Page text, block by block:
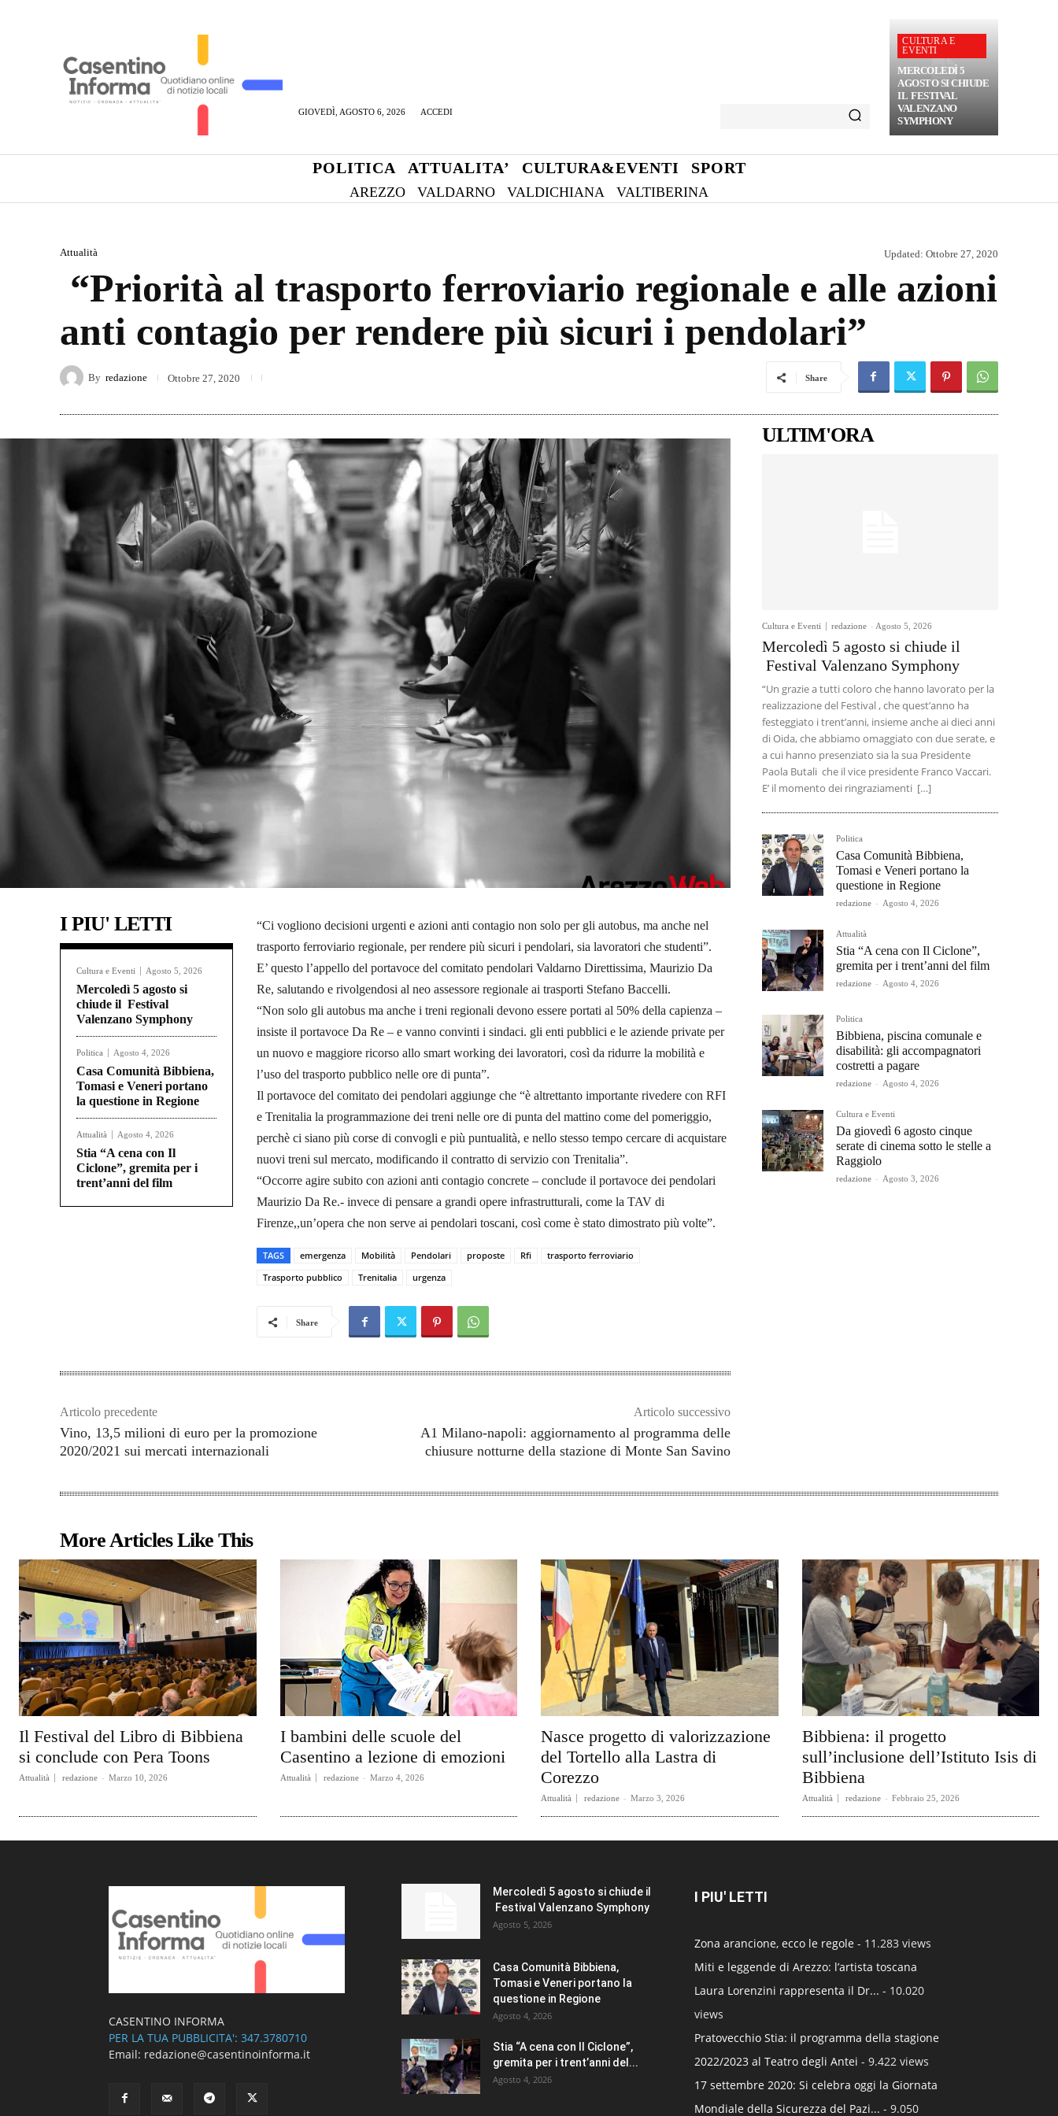
GIOVEDÌ, AGOSTO 6, 2026 ACCEDI
CULTURA E
EVENTI
MERCOLEDÌ 5
AGOSTO SI CHIUDE
IL FESTIVAL
VALENZANO
SYMPHONY
POLITICA ATTUALITA’ CULTURA&EVENTI SPORT
AREZZO VALDARNO VALDICHIANA VALTIBERINA
Attualità Updated: Ottobre 27, 2020
“Priorità al trasporto ferroviario regionale e alle azioni
anti contagio per rendere più sicuri i pendolari”
By redazione Ottobre 27, 2020 Share
I PIU' LETTI
Cultura e Eventi Agosto 5, 2026
Mercoledì 5 agosto si
chiude il Festival
Valenzano Symphony
Politica Agosto 4, 2026
Casa Comunità Bibbiena,
Tomasi e Veneri portano
la questione in Regione
Attualità Agosto 4, 2026
Stia “A cena con Il
Ciclone”, gremita per i
trent’anni del film
“Ci vogliono decisioni urgenti e azioni anti contagio non solo per gli autobus, ma anche nel
trasporto ferroviario regionale, per rendere più sicuri i pendolari, sia lavoratori che studenti”.
E’ questo l’appello del portavoce del comitato pendolari Valdarno Direttissima, Maurizio Da
Re, salutando e rivolgendosi al neo assessore regionale ai trasporti Stefano Baccelli.
“Non solo gli autobus ma anche i treni regionali devono essere portati al 50% della capienza –
insiste il portavoce Da Re – e vanno convinti i sindaci. gli enti pubblici e le aziende private per
un nuovo e maggiore ricorso allo smart working dei lavoratori, così da ridurre la mobilità e
l’uso del trasporto pubblico nelle ore di punta”.
Il portavoce del comitato dei pendolari aggiunge che “è altrettanto importante rivedere con RFI
e Trenitalia la programmazione dei treni nelle ore di punta del mattino come del pomeriggio,
perchè ci siano più corse di convogli e più puntualità, e nello stesso tempo cercare di acquistare
nuovi treni sul mercato, modificando il contratto di servizio con Trenitalia”.
“Occorre agire subito con azioni anti contagio concrete – conclude il portavoce dei pendolari
Maurizio Da Re.- invece di pensare a grandi opere infrastrutturali, come la TAV di
Firenze,,un’opera che non serve ai pendolari toscani, così come è stato dimostrato più volte”.
TAGS emergenza Mobilità Pendolari proposte Rfi
trasporto ferroviario
Trasporto pubblico
Trenitalia urgenza
Share
Articolo precedente
Vino, 13,5 milioni di euro per la promozione
2020/2021 sui mercati internazionali
Articolo successivo
A1 Milano-napoli: aggiornamento al programma delle
chiusure notturne della stazione di Monte San Savino
ULTIM'ORA
Cultura e Eventi redazione - Agosto 5, 2026
Mercoledì 5 agosto si chiude il
Festival Valenzano Symphony
“Un grazie a tutti coloro che hanno lavorato per la
realizzazione del Festival , che quest’anno ha
festeggiato i trent’anni, insieme anche ai dieci anni
di Oida, che abbiamo omaggiato con due serate, e
a cui hanno presenziato sia la sua Presidente
Paola Butali che il vice presidente Franco Vaccari.
E’ il momento dei ringraziamenti […]
Politica
Casa Comunità Bibbiena,
Tomasi e Veneri portano la
questione in Regione
redazione - Agosto 4, 2026
Attualità
Stia “A cena con Il Ciclone”,
gremita per i trent’anni del film
redazione - Agosto 4, 2026
Politica
Bibbiena, piscina comunale e
disabilità: gli accompagnatori
costretti a pagare
redazione - Agosto 4, 2026
Cultura e Eventi
Da giovedì 6 agosto cinque
serate di cinema sotto le stelle a
Raggiolo
redazione - Agosto 3, 2026
More Articles Like This
Il Festival del Libro di Bibbiena
si conclude con Pera Toons
Attualità redazione - Marzo 10, 2026
I bambini delle scuole del
Casentino a lezione di emozioni
Attualità redazione - Marzo 4, 2026
Nasce progetto di valorizzazione
del Tortello alla Lastra di
Corezzo
Attualità redazione - Marzo 3, 2026
Bibbiena: il progetto
sull’inclusione dell’Istituto Isis di
Bibbiena
Attualità redazione - Febbraio 25, 2026
CASENTINO INFORMA
PER LA TUA PUBBLICITA': 347.3780710
Email: redazione@casentinoinforma.it
Mercoledì 5 agosto si chiude il
Festival Valenzano Symphony
Agosto 5, 2026
Casa Comunità Bibbiena,
Tomasi e Veneri portano la
questione in Regione
Agosto 4, 2026
Stia “A cena con Il Ciclone”,
gremita per i trent’anni del...
Agosto 4, 2026
I PIU' LETTI
Zona arancione, ecco le regole - 11.283 views
Miti e leggende di Arezzo: l’artista toscana
Laura Lorenzini rappresenta il Dr... - 10.020
views
Pratovecchio Stia: il programma della stagione
2022/2023 al Teatro degli Antei - 9.422 views
17 settembre 2020: Si celebra oggi la Giornata
Mondiale della Sicurezza del Pazi... - 9.050